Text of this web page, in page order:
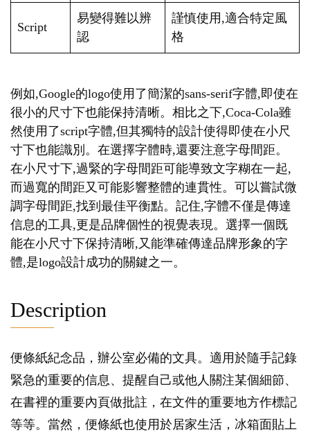
Script
易變得難以辨
認
謹慎使用,適合特定風
格
例如,Google的logo使用了簡潔的sans-serif字體,即使在
很小的尺寸下也能保持清晰。相比之下,Coca-Cola雖
然使用了script字體,但其獨特的設計使得即使在小尺
寸下也能識別。在選擇字體時,還要注意字母間距。
在小尺寸下,過緊的字母間距可能導致文字糊在一起,
而過寬的間距又可能影響整體的連貫性。可以嘗試微
調字母間距,找到最佳平衡點。記住,字體不僅是傳達
信息的工具,更是品牌個性的視覺表現。選擇一個既
能在小尺寸下保持清晰,又能準確傳達品牌形象的字
體,是logo設計成功的關鍵之一。
Description
便條紙紀念品，辦公室必備的文具。適用於隨手記錄
緊急的重要的信息、提醒自己或他人關注某個細節、
在書裡的重要內頁做批註，在文件的重要地方作標記
等等。當然，便條紙也使用於居家生活，冰箱面貼上